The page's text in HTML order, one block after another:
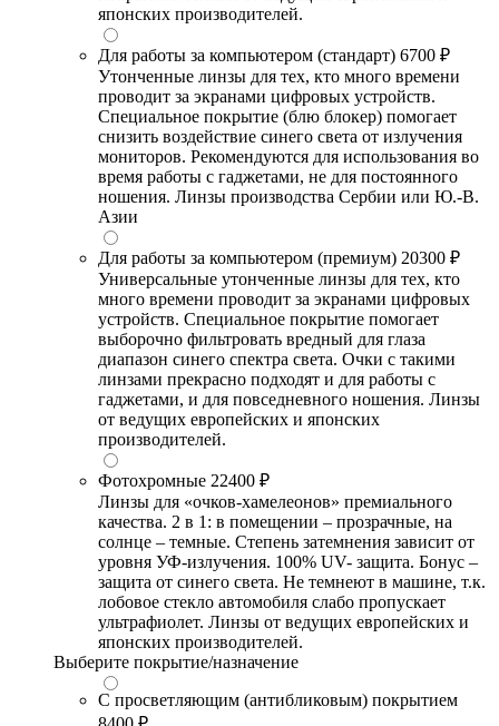
японских производителей.
Для работы за компьютером (стандарт) 6700 ₽
Утонченные линзы для тех, кто много времени
проводит за экранами цифровых устройств.
Специальное покрытие (блю блокер) помогает
снизить воздействие синего света от излучения
мониторов. Рекомендуются для использования во
время работы с гаджетами, не для постоянного
ношения. Линзы производства Сербии или Ю.-В.
Азии
Для работы за компьютером (премиум) 20300 ₽
Универсальные утонченные линзы для тех, кто
много времени проводит за экранами цифровых
устройств. Специальное покрытие помогает
выборочно фильтровать вредный для глаза
диапазон синего спектра света. Очки с такими
линзами прекрасно подходят и для работы с
гаджетами, и для повседневного ношения. Линзы
от ведущих европейских и японских
производителей.
Фотохромные 22400 ₽
Линзы для «очков-хамелеонов» премиального
качества. 2 в 1: в помещении – прозрачные, на
солнце – темные. Степень затемнения зависит от
уровня УФ-излучения. 100% UV- защита. Бонус –
защита от синего света. Не темнеют в машине, т.к.
лобовое стекло автомобиля слабо пропускает
ультрафиолет. Линзы от ведущих европейских и
японских производителей.
Выберите покрытие/назначение
С просветляющим (антибликовым) покрытием